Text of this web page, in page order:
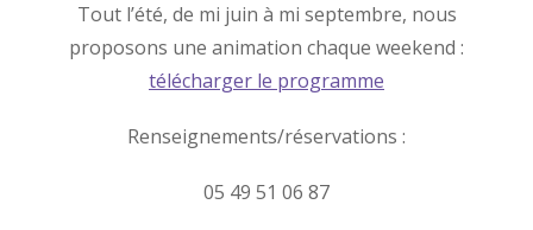
Tout l’été, de mi juin à mi septembre, nous
proposons une animation chaque weekend :
télécharger le programme
Renseignements/réservations :
05 49 51 06 87